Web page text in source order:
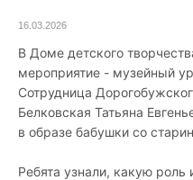
16.03.2026
В Доме детского
мероприятие - музейный
Сотрудница
Белковская Татьяна
в образе бабушки со
Ребята узнали, какую